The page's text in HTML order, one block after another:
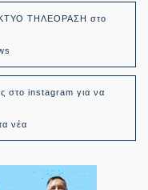
ΤΗΛΕΟΡΑΣΗ στο
στο instagram για να
νέα